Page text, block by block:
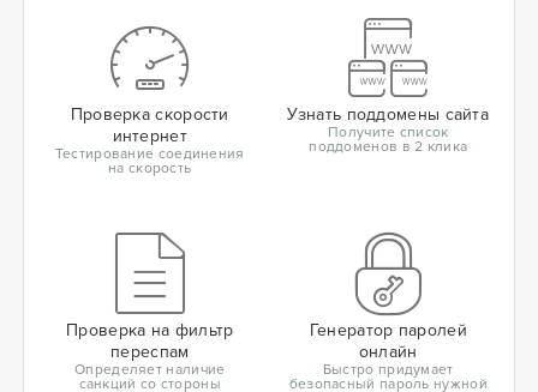
Проверка скорости
интернет
Тестирование соединения
на скорость
Узнать поддомены сайта
Получите список
поддоменов в 2 клика
Проверка на фильтр
переспам
Определяет наличие
санкций со стороны
Генератор паролей
онлайн
Быстро придумает
безопасный пароль нужной